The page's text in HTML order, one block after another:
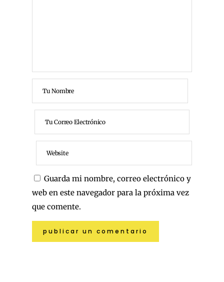
Guarda mi nombre, correo electrónico y
web en este navegador para la próxima vez
que comente.